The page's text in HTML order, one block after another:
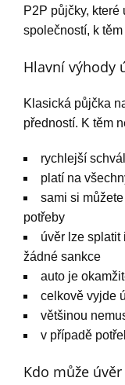
P2P půjčky,
společností, k
Hlavní výhody
Klasická půjčka
předností. K těm
rychlejší
platí na
sami si
potřeby
úvěr lze splatit
žádné sankce
auto je
celkově vyjde
většinou
v případě
Kdo může